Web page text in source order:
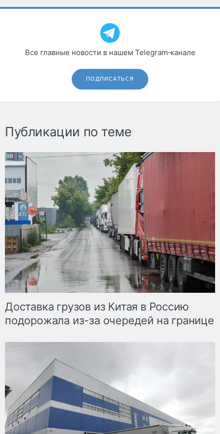
Все главные новости в нашем Telegram‑канале
ПОДПИСАТЬСЯ
Публикации по теме
Доставка грузов из Китая в Россию
подорожала из-за очередей на границе